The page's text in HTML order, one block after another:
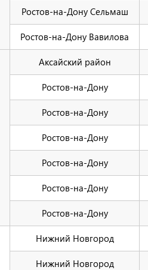
Ростов-на-Дону Сельмаш
Ростов-на-Дону Вавилова
Аксайский район
Ростов-на-Дону
Ростов-на-Дону
Ростов-на-Дону
Ростов-на-Дону
Ростов-на-Дону
Ростов-на-Дону
Нижний Новгород
Нижний Новгород